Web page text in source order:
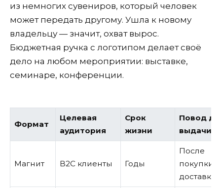
из немногих сувениров, который человек
может передать другому. Ушла к новому
владельцу — значит, охват вырос.
Бюджетная ручка с логотипом делает своё
дело на любом мероприятии: выставке,
семинаре, конференции.
Формат
Целевая
аудитория
Срок
жизни
Повод
выдачи
Магнит B2C клиенты Годы
После
покупки,
доставке